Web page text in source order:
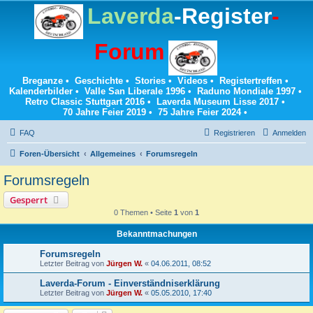
Laverda-Register-
Forum
Breganze• Geschichte• Stories• Videos• Registertreffen•
Kalenderbilder• Valle San Liberale 1996• Raduno Mondiale 1997•
Retro Classic Stuttgart 2016 • Laverda Museum Lisse 2017 •
70 Jahre Feier 2019 • 75 Jahre Feier 2024•
FAQ Anmelden
Registrieren
Foren-Übersicht Allgemeines Forumsregeln
Forumsregeln
Gesperrt
0 Themen • Seite 1 von 1
Bekanntmachungen
Forumsregeln
Letzter Beitrag von Jürgen W. « 04.06.2011, 08:52
Laverda-Forum - Einverständniserklärung
Letzter Beitrag von Jürgen W. « 05.05.2010, 17:40